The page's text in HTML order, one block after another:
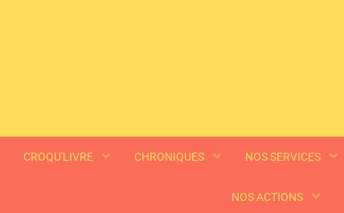
CROQU'LIVRE CHRONIQUES NOS SERVICES
NOS ACTIONS